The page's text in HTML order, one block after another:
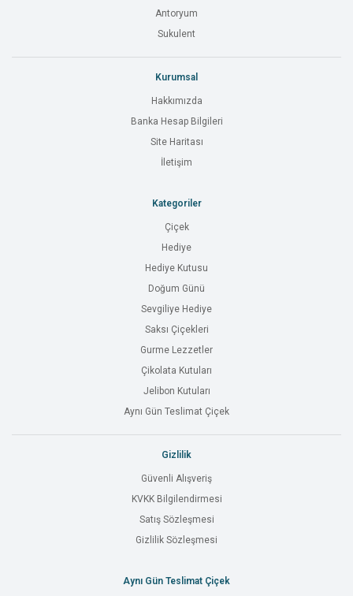
Antoryum
Sukulent
Kurumsal
Hakkımızda
Banka Hesap Bilgileri
Site Haritası
İletişim
Kategoriler
Çiçek
Hediye
Hediye Kutusu
Doğum Günü
Sevgiliye Hediye
Saksı Çiçekleri
Gurme Lezzetler
Çikolata Kutuları
Jelibon Kutuları
Aynı Gün Teslimat Çiçek
Gizlilik
Güvenli Alışveriş
KVKK Bilgilendirmesi
Satış Sözleşmesi
Gizlilik Sözleşmesi
Aynı Gün Teslimat Çiçek